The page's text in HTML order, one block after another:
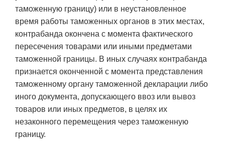
таможенную границу) или в неустановленное
время работы таможенных органов в этих местах,
контрабанда окончена с момента фактического
пересечения товарами или иными предметами
таможенной границы. В иных случаях контрабанда
признается оконченной с момента представления
таможенному органу таможенной декларации либо
иного документа, допускающего ввоз или вывоз
товаров или иных предметов, в целях их
незаконного перемещения через таможенную
границу.